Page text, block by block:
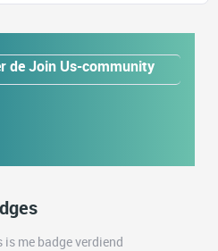
de Join Us-community
is me badge verdiend